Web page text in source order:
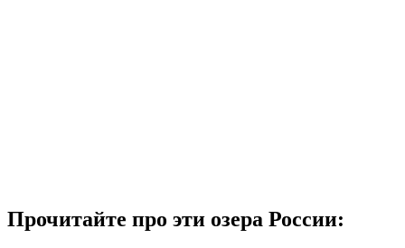
Прочитайте про эти озера России: